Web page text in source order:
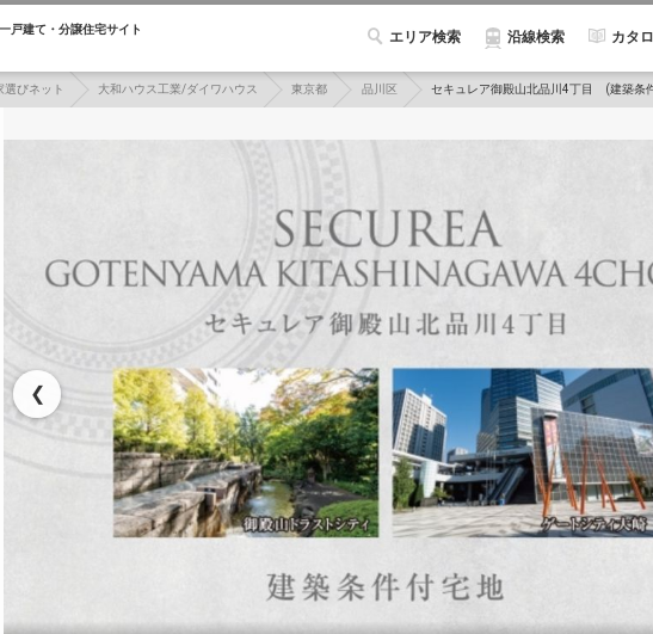
戸建て・分譲住宅サイト
エリア検索 沿線検索 カタ
選びネット 大和ハウス工業/ダイワハウス 東京都 品川区 セキュレア御殿山北品川4丁目 (建築条
❮